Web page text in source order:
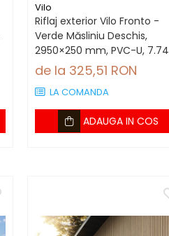
Vilo
Riflaj exterior Vilo Fronto -
Verde Măsliniu Deschis,
2950×250 mm, PVC-U, 7.74
mp/cutie (10 bucăți)
de la 325,51 RON
LA COMANDA
ADAUGA IN COS